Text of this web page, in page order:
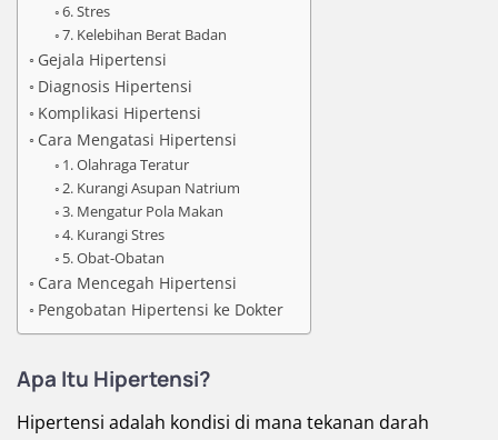
6. Stres
7. Kelebihan Berat Badan
Gejala Hipertensi
Diagnosis Hipertensi
Komplikasi Hipertensi
Cara Mengatasi Hipertensi
1. Olahraga Teratur
2. Kurangi Asupan Natrium
3. Mengatur Pola Makan
4. Kurangi Stres
5. Obat-Obatan
Cara Mencegah Hipertensi
Pengobatan Hipertensi ke Dokter
Apa Itu Hipertensi?
Hipertensi adalah kondisi di mana tekanan darah